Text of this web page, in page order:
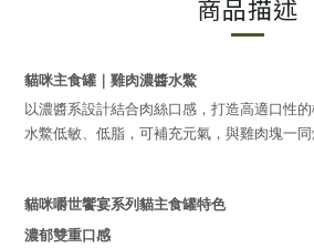
商品描述
貓咪主食罐｜雞肉濃醬水鱉
以濃醬系設計結合肉絲口感，打造高適口性的
水鱉低敏、低脂，可補充元氣，與雞肉塊一同
貓咪嚼世饗宴系列貓主食罐特色
濃郁雙重口感